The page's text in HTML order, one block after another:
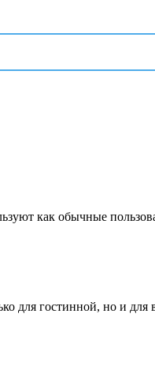
как обычные
для гостинной, но и